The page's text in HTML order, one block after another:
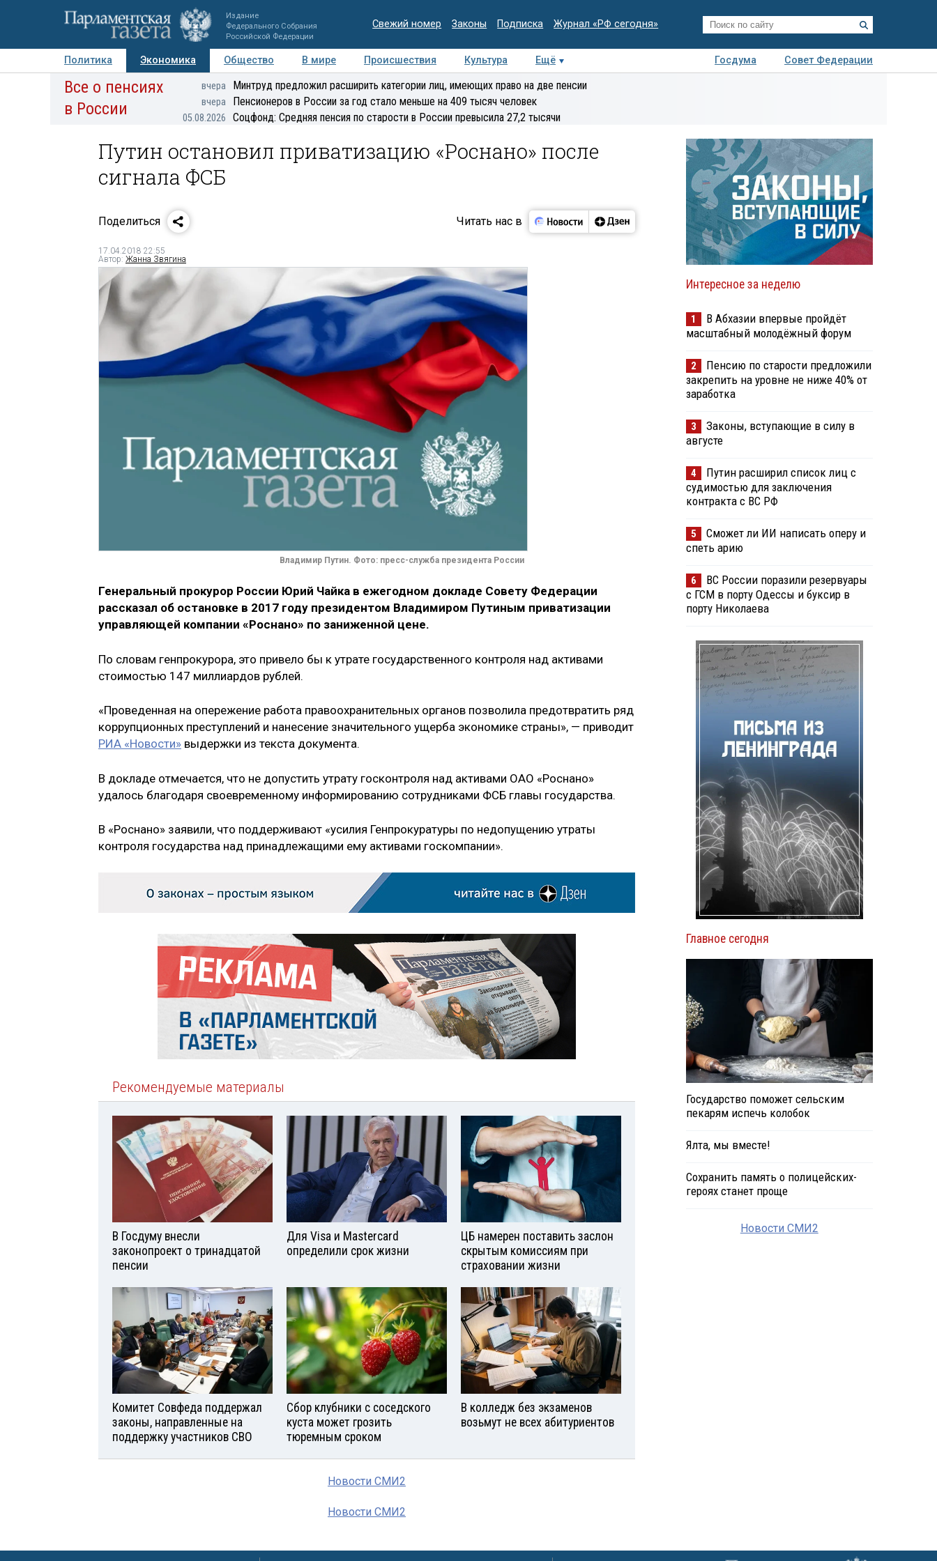
Издание
Федерального Собрания
Российской Федерации
Свежий номер Законы Подписка Журнал «РФ сегодня»
Политика Экономика Общество В мире Происшествия Культура Ещё Госдума
Совет Федерации
Авторы Персоны Мнения Регионы Медиацентр Интервью Колумнисты
Деловая
Все о пенсиях
в России
вчера Минтруд предложил расширить категории лиц, имеющих право на две пенсии
вчера Пенсионеров в России за год стало меньше на 409 тысяч человек
05.08.2026 Соцфонд: Средняя пенсия по старости в России превысила 27,2 тысячи
Путин остановил приватизацию «Роснано» после
сигнала ФСБ
Поделиться Читать нас в
17.04.2018 22:55
Автор: Жанна Звягина
Владимир Путин. Фото: пресс-служба президента России
Генеральный прокурор России Юрий Чайка в ежегодном докладе Совету Федерации
рассказал об остановке в 2017 году президентом Владимиром Путиным приватизации
управляющей компании «Роснано» по заниженной цене.
По словам генпрокурора, это привело бы к утрате государственного контроля над активами
стоимостью 147 миллиардов рублей.
«Проведенная на опережение работа правоохранительных органов позволила предотвратить ряд
коррупционных преступлений и нанесение значительного ущерба экономике страны», — приводит
РИА «Новости» выдержки из текста документа.
В докладе отмечается, что не допустить утрату госконтроля над активами ОАО «Роснано»
удалось благодаря своевременному информированию сотрудниками ФСБ главы государства.
В «Роснано» заявили, что поддерживают «усилия Генпрокуратуры по недопущению утраты
контроля государства над принадлежащими ему активами госкомпании».
Рекомендуемые материалы
В Госдуму внесли
законопроект о тринадцатой
пенсии
Для Visа и Mastercard
определили срок жизни
ЦБ намерен поставить заслон
скрытым комиссиям при
страховании жизни
Комитет Совфеда поддержал
законы, направленные на
поддержку участников СВО
Сбор клубники с соседского
куста может грозить
тюремным сроком
В колледж без экзаменов
возьмут не всех абитуриентов
Новости СМИ2
Новости СМИ2
Интересное за неделю
1
В Абхазии впервые пройдёт
масштабный молодёжный форум
2
Пенсию по старости предложили
закрепить на уровне не ниже 40% от
заработка
3
Законы, вступающие в силу в
августе
4
Путин расширил список лиц с
судимостью для заключения
контракта с ВС РФ
5
Сможет ли ИИ написать оперу и
спеть арию
6
ВС России поразили резервуары
с ГСМ в порту Одессы и буксир в
порту Николаева
Главное сегодня
Государство поможет сельским
пекарям испечь колобок
Ялта, мы вместе!
Сохранить память о полицейских-
героях станет проще
Новости СМИ2